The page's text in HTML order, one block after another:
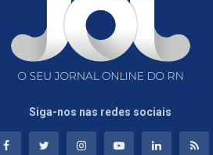
Siga-nos nas redes sociais